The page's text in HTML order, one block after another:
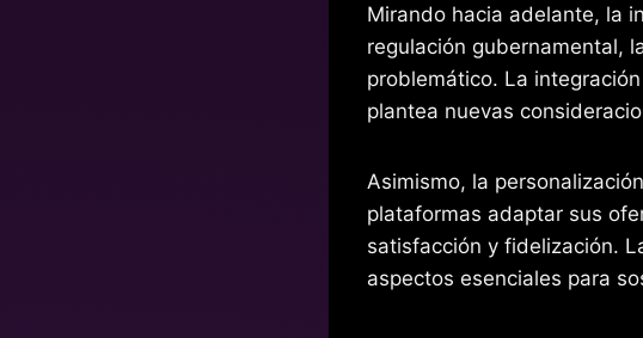
Mirando hacia adelante, la
regulación gubernamental,
problemático. La
plantea nuevas
Asimismo, la
plataformas adaptar sus
satisfacción y fidelización.
aspectos esenciales para